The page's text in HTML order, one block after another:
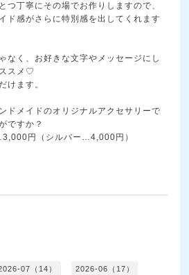
つ丁寧にその場でお作りしますので、
ド感がさらに特別感を出 してくれます
なく、お好きな文字やメッセー ジにし
スメ♡
けます。
ドメイドのオリジナルアクセサ リーで
ですか？
円（シルバー…4,000円）
07（14） 2026-06（17）